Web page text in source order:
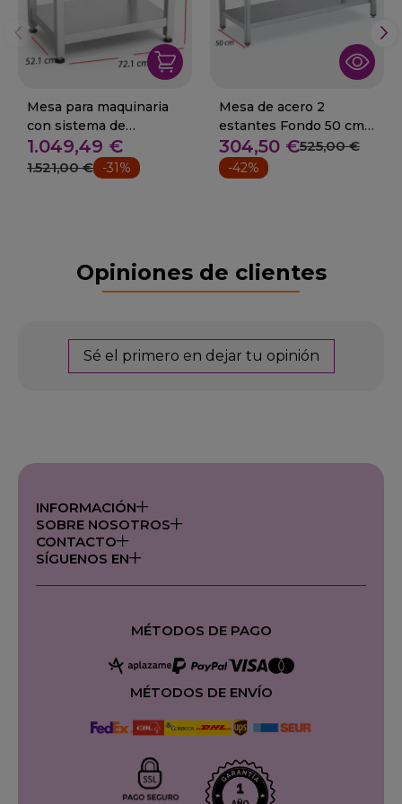
Mesa para maquinaria
con sistema de
elevación -06-074470
1.049,49 €
1.521,00 € -31%
Mesa de acero 2
estantes Fondo 50 cm.
Desde 60 cm
304,50 €525,00 €
-42%
Opiniones de clientes
Sé el primero en dejar tu opinión
INFORMACIÓN
SOBRE NOSOTROS
CONTACTO
SÍGUENOS EN
MÉTODOS DE PAGO
MÉTODOS DE ENVÍO